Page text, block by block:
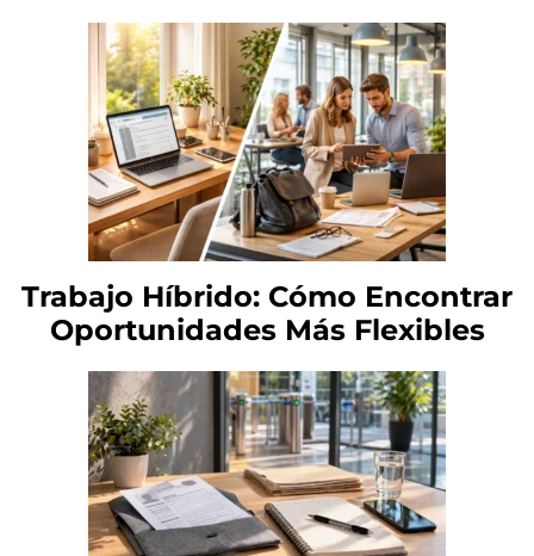
Trabajo Híbrido: Cómo Encontrar
Oportunidades Más Flexibles